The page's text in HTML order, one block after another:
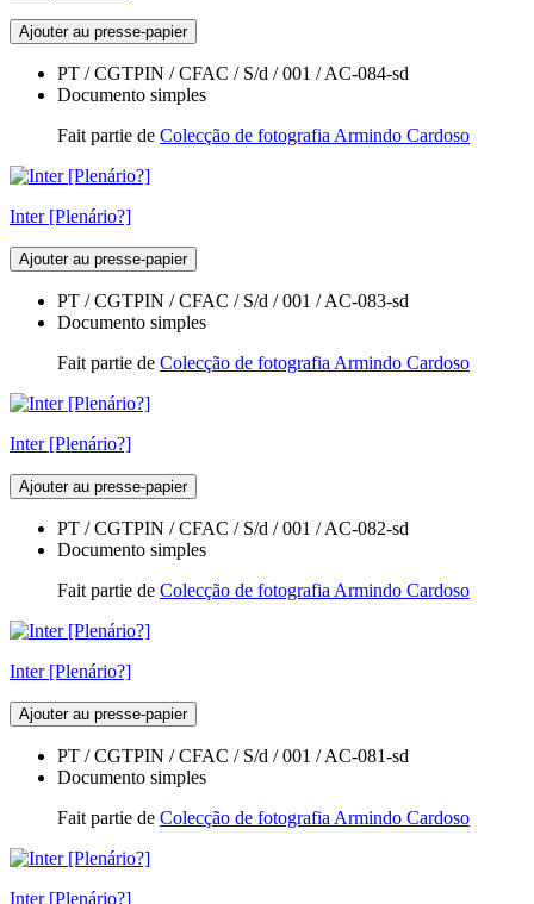
Ajouter au presse-papier
PT / CGTPIN / CFAC / S/d / 001 / AC-084-sd
Documento simples
Fait partie de Colecção de fotografia Armindo Cardoso
Inter [Plenário?]
Ajouter au presse-papier
PT / CGTPIN / CFAC / S/d / 001 / AC-083-sd
Documento simples
Fait partie de Colecção de fotografia Armindo Cardoso
Inter [Plenário?]
Ajouter au presse-papier
PT / CGTPIN / CFAC / S/d / 001 / AC-082-sd
Documento simples
Fait partie de Colecção de fotografia Armindo Cardoso
Inter [Plenário?]
Ajouter au presse-papier
PT / CGTPIN / CFAC / S/d / 001 / AC-081-sd
Documento simples
Fait partie de Colecção de fotografia Armindo Cardoso
Inter [Plenário?]